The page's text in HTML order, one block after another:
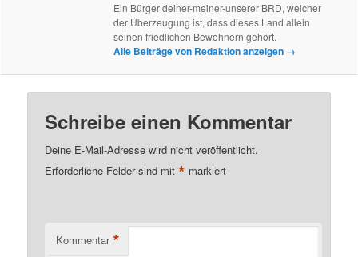
Ein Bürger deiner-meiner-unserer BRD, welcher
der Überzeugung ist, dass dieses Land allein
seinen friedlichen Bewohnern gehört.
Alle Beiträge von Redaktion anzeigen →
Schreibe einen Kommentar
Deine E-Mail-Adresse wird nicht veröffentlicht.
Erforderliche Felder sind mit* markiert
Kommentar *